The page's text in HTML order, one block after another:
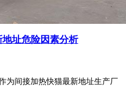
址危险因素分析
间接加热快猫最新地址生产厂